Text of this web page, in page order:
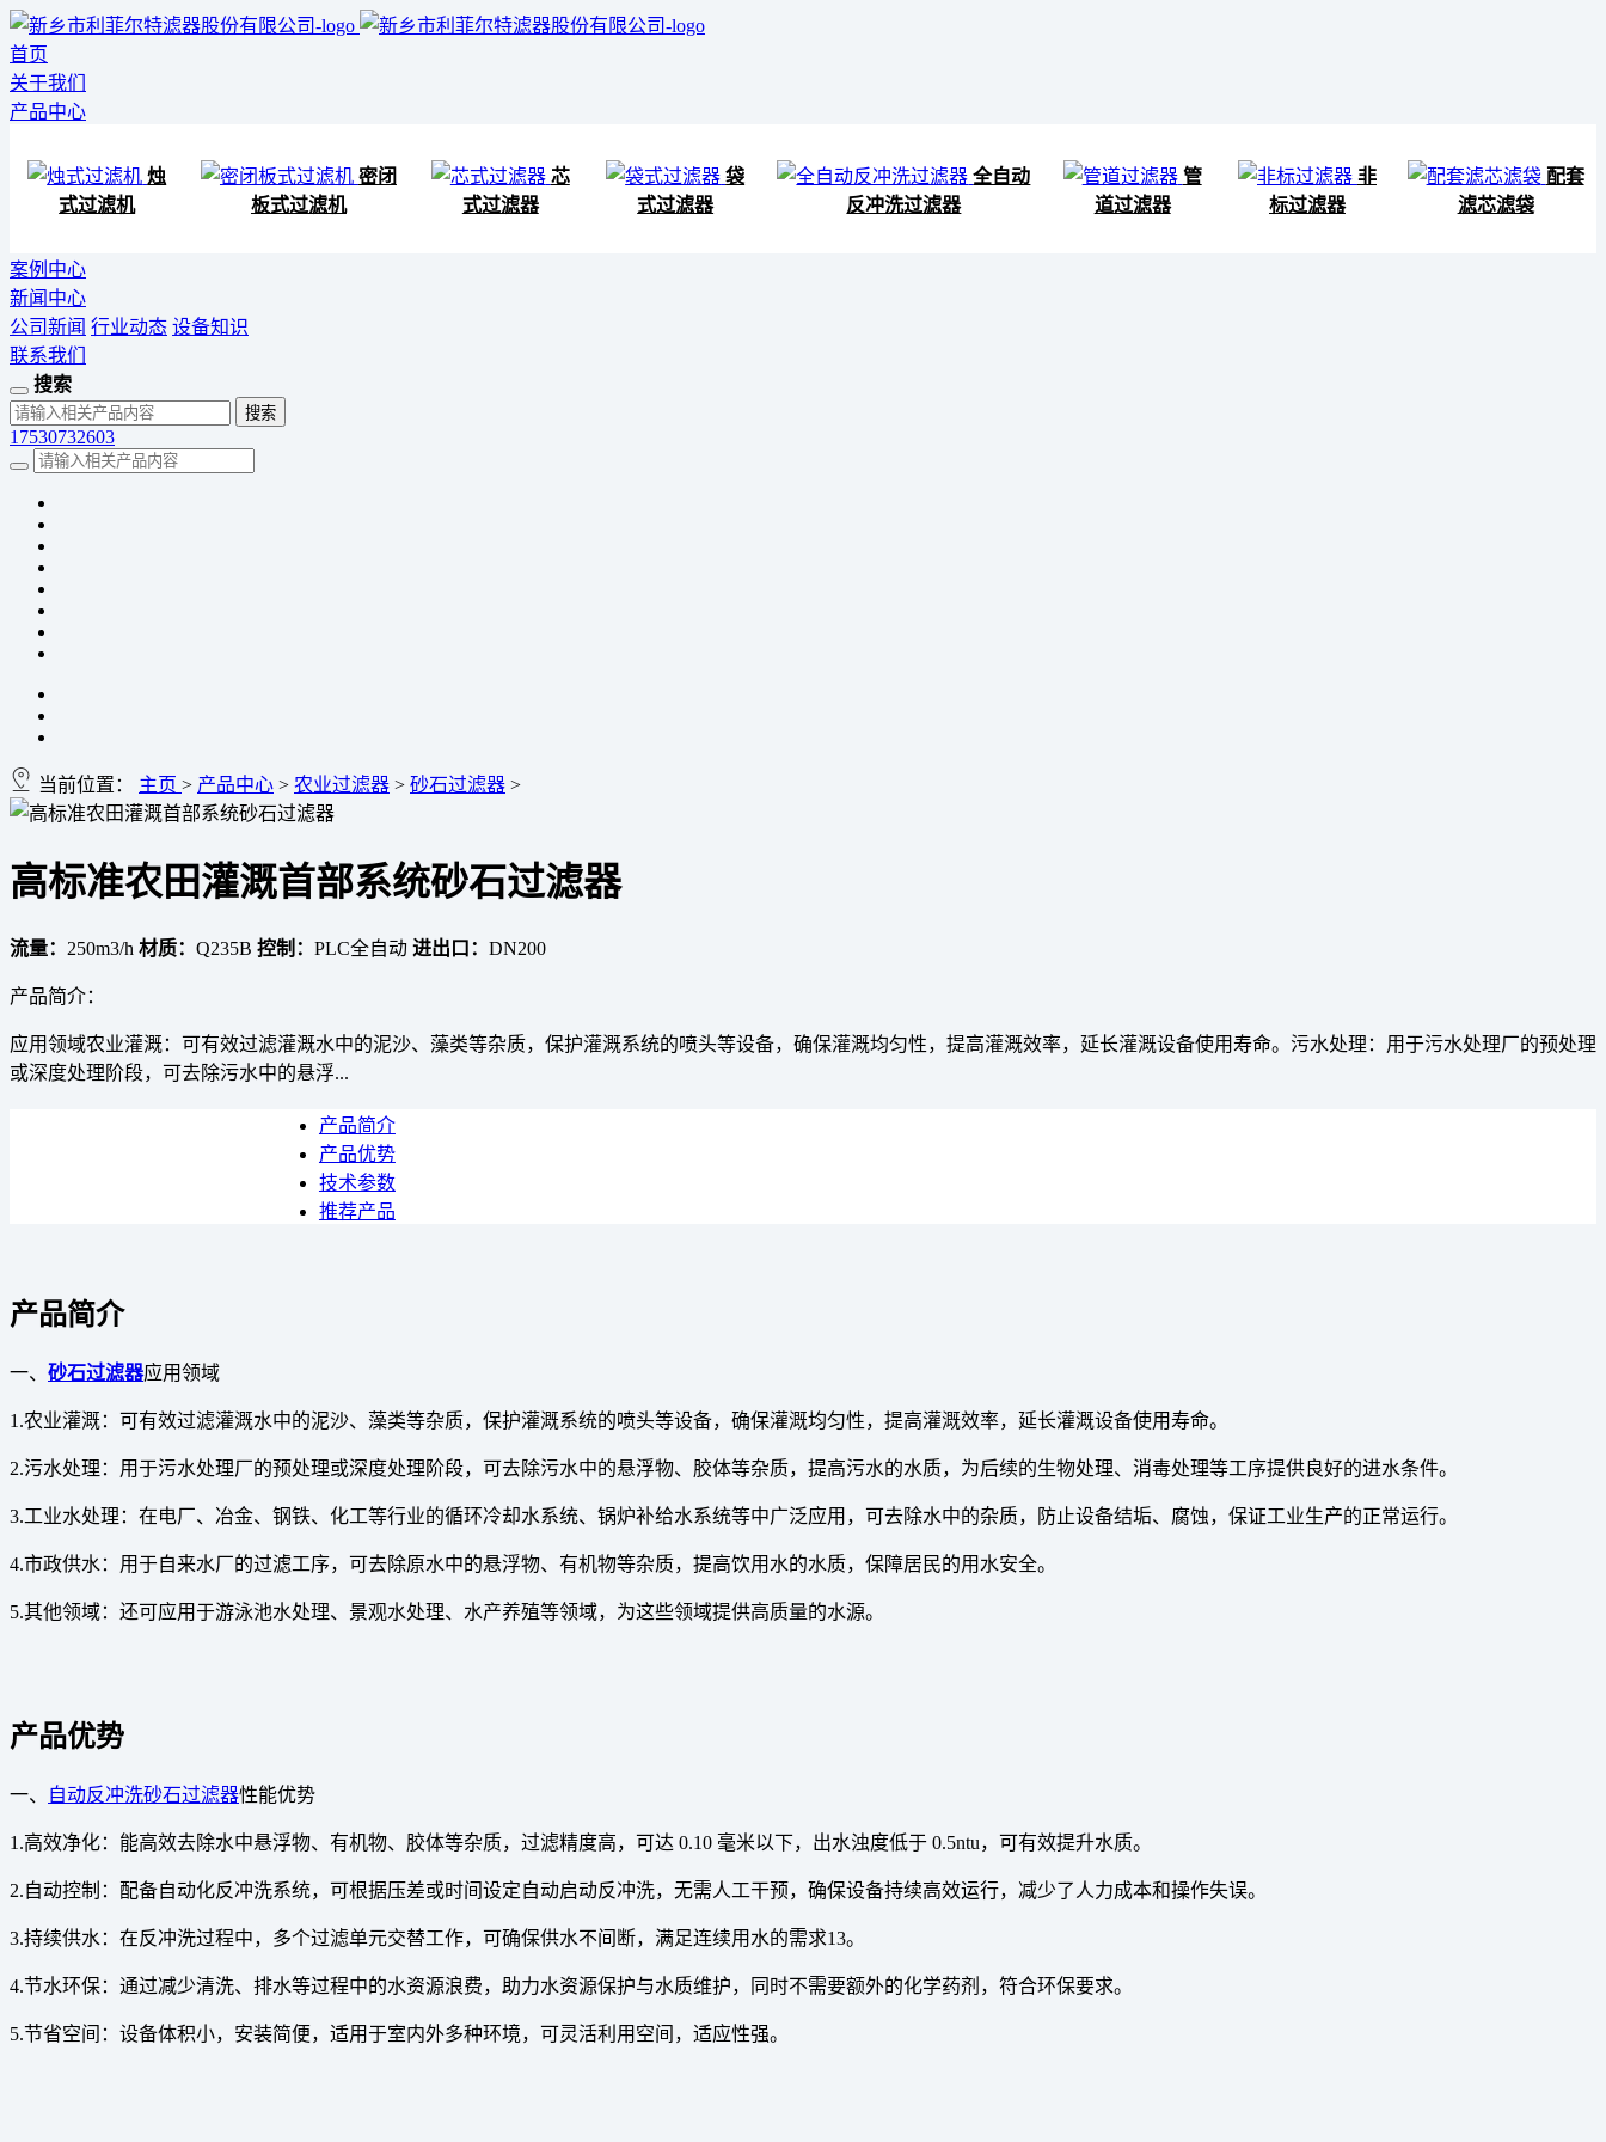
首页
关于我们
产品中心
烛
式过滤机
密闭
板式过滤机
芯
式过滤器
袋
式过滤器
全自动
反冲洗过滤器
管
道过滤器
非
标过滤器
配套
滤芯滤袋
案例中心
新闻中心
公司新闻 行业动态 设备知识
联系我们
搜索
17530732603
当前位置： 主页 > 产品中心 > 农业过滤器 > 砂石过滤器 >
高标准农田灌溉首部系统砂石过滤器
流量： 250m3/h 材质： Q235B 控制： PLC全自动 进出口： DN200
产品简介：
应用领域农业灌溉：可有效过滤灌溉水中的泥沙、藻类等杂质，保护灌溉系统的喷头等设备，确保灌溉均匀性，提高灌溉效率，延长灌溉设备使用寿命。污水处理：用于污水处理厂的预处理
或深度处理阶段，可去除污水中的悬浮...
产品简介
产品优势
技术参数
推荐产品
产品简介
一、 砂石过滤器应用领域
1.农业灌溉：可有效过滤灌溉水中的泥沙、藻类等杂质，保护灌溉系统的喷头等设备，确保灌溉均匀性，提高灌溉效率，延长灌溉设备使用寿命。
2.污水处理：用于污水处理厂的预处理或深度处理阶段，可去除污水中的悬浮物、胶体等杂质，提高污水的水质，为后续的生物处理、消毒处理等工序提供良好的进水条件。
3.工业水处理：在电厂、冶金、钢铁、化工等行业的循环冷却水系统、锅炉补给水系统等中广泛应用，可去除水中的杂质，防止设备结垢、腐蚀，保证工业生产的正常运行。
4.市政供水：用于自来水厂的过滤工序，可去除原水中的悬浮物、有机物等杂质，提高饮用水的水质，保障居民的用水安全。
5.其他领域：还可应用于游泳池水处理、景观水处理、水产养殖等领域，为这些领域提供高质量的水源。
产品优势
一、 自动反冲洗砂石过滤器性能优势
1.高效净化：能高效去除水中悬浮物、有机物、胶体等杂质，过滤精度高，可达 0.10 毫米以下，出水浊度低于 0.5ntu，可有效提升水质。
2.自动控制：配备自动化反冲洗系统，可根据压差或时间设定自动启动反冲洗，无需人工干预，确保设备持续高效运行，减少了人力成本和操作失误。
3.持续供水：在反冲洗过程中，多个过滤单元交替工作，可确保供水不间断，满足连续用水的需求13。
4.节水环保：通过减少清洗、排水等过程中的水资源浪费，助力水资源保护与水质维护，同时不需要额外的化学药剂，符合环保要求。
5.节省空间：设备体积小，安装简便，适用于室内外多种环境，可灵活利用空间，适应性强。